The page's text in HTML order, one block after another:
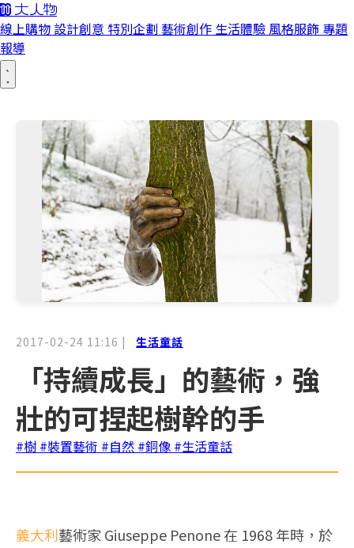
線上購物 設計創意 特別企劃 藝術創作 生活體驗 風格服飾 專題
報導
2017-02-24 11:16 | 生活童話
「持續成長」的藝術，強
壯的可捏起樹幹的手
#樹 #裝置藝術 #自然 #銅像 #生活童話
義大利藝術家 Giuseppe Penone 在 1968 年時，於